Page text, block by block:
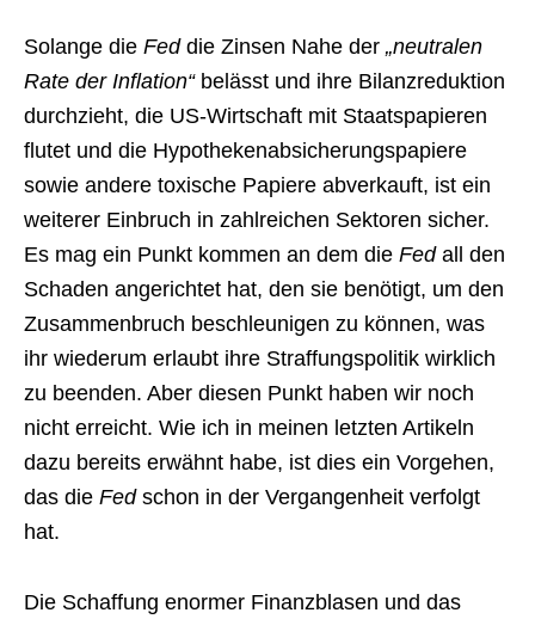
Solange die Feddie Zinsen Nahe der „neutralen
Rate der Inflation“belässt und ihre Bilanzreduktion
durchzieht, die US-Wirtschaft mit Staatspapieren
flutet und die Hypothekenabsicherungspapiere
sowie andere toxische Papiere abverkauft, ist ein
weiterer Einbruch in zahlreichen Sektoren sicher.
Es mag ein Punkt kommen an dem die Fedall den
Schaden angerichtet hat, den sie benötigt, um den
Zusammenbruch beschleunigen zu können, was
ihr wiederum erlaubt ihre Straffungspolitik wirklich
zu beenden. Aber diesen Punkt haben wir noch
nicht erreicht. Wie ich in meinen letzten Artikeln
dazu bereits erwähnt habe, ist dies ein Vorgehen,
das die Fedschon in der Vergangenheit verfolgt
hat.
Die Schaffung enormer Finanzblasen und das